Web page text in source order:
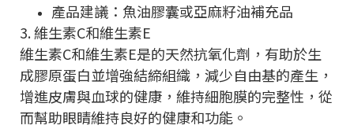
產品建議：魚油膠囊或亞麻籽油補充品
3. 維生素C和維生素E
維生素C和維生素E是的天然抗氧化劑，有助於生
成膠原蛋白並增強結締組織，減少自由基的產生，
增進皮膚與血球的健康，維持細胞膜的完整性，從
而幫助眼睛維持良好的健康和功能。